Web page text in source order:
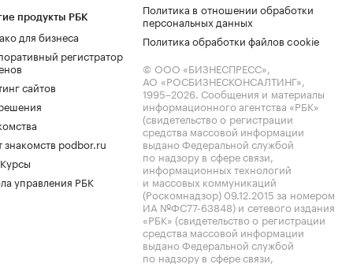
продукты РБК
для бизнеса
регистратор
сайтов
знакомств podbor.ru
управления РБК
Политика в отношении обработки
персональных данных
Политика обработки файлов cookie
© ООО «БИЗНЕСПРЕСС»,
АО «РОСБИЗНЕСКОНСАЛТИНГ»,
1995–2026. Сообщения и материалы
информационного агентства «РБК»
(свидетельство о регистрации
средства массовой информации
выдано Федеральной службой
по надзору в сфере связи,
информационных технологий
и массовых коммуникаций
(Роскомнадзор) 09.12.2015 за номером
ИА №ФС77-63848) и сетевого издания
«РБК» (свидетельство о регистрации
средства массовой информации
выдано Федеральной службой
по надзору в сфере связи,